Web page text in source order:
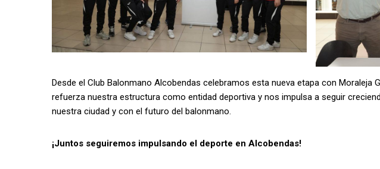
Desde el Club Balonmano Alcobendas celebramos esta nueva etapa con Moraleja
refuerza nuestra estructura como entidad deportiva y nos impulsa a seguir
nuestra ciudad y con el futuro del balonmano.
¡Juntos seguiremos impulsando el deporte en Alcobendas!